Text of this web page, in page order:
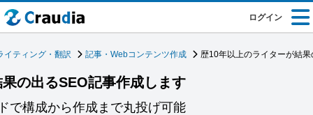
ログイン
イティング・翻訳 記事・Webコンテンツ作成 歴10年以上のライターが結
の出るSEO記事作成します
で構成から作成まで丸投げ可能